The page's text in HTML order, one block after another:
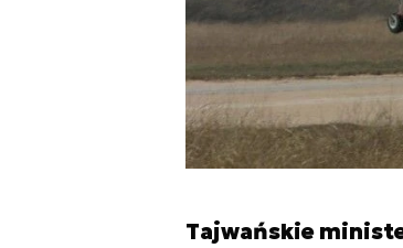
Tajwańskie